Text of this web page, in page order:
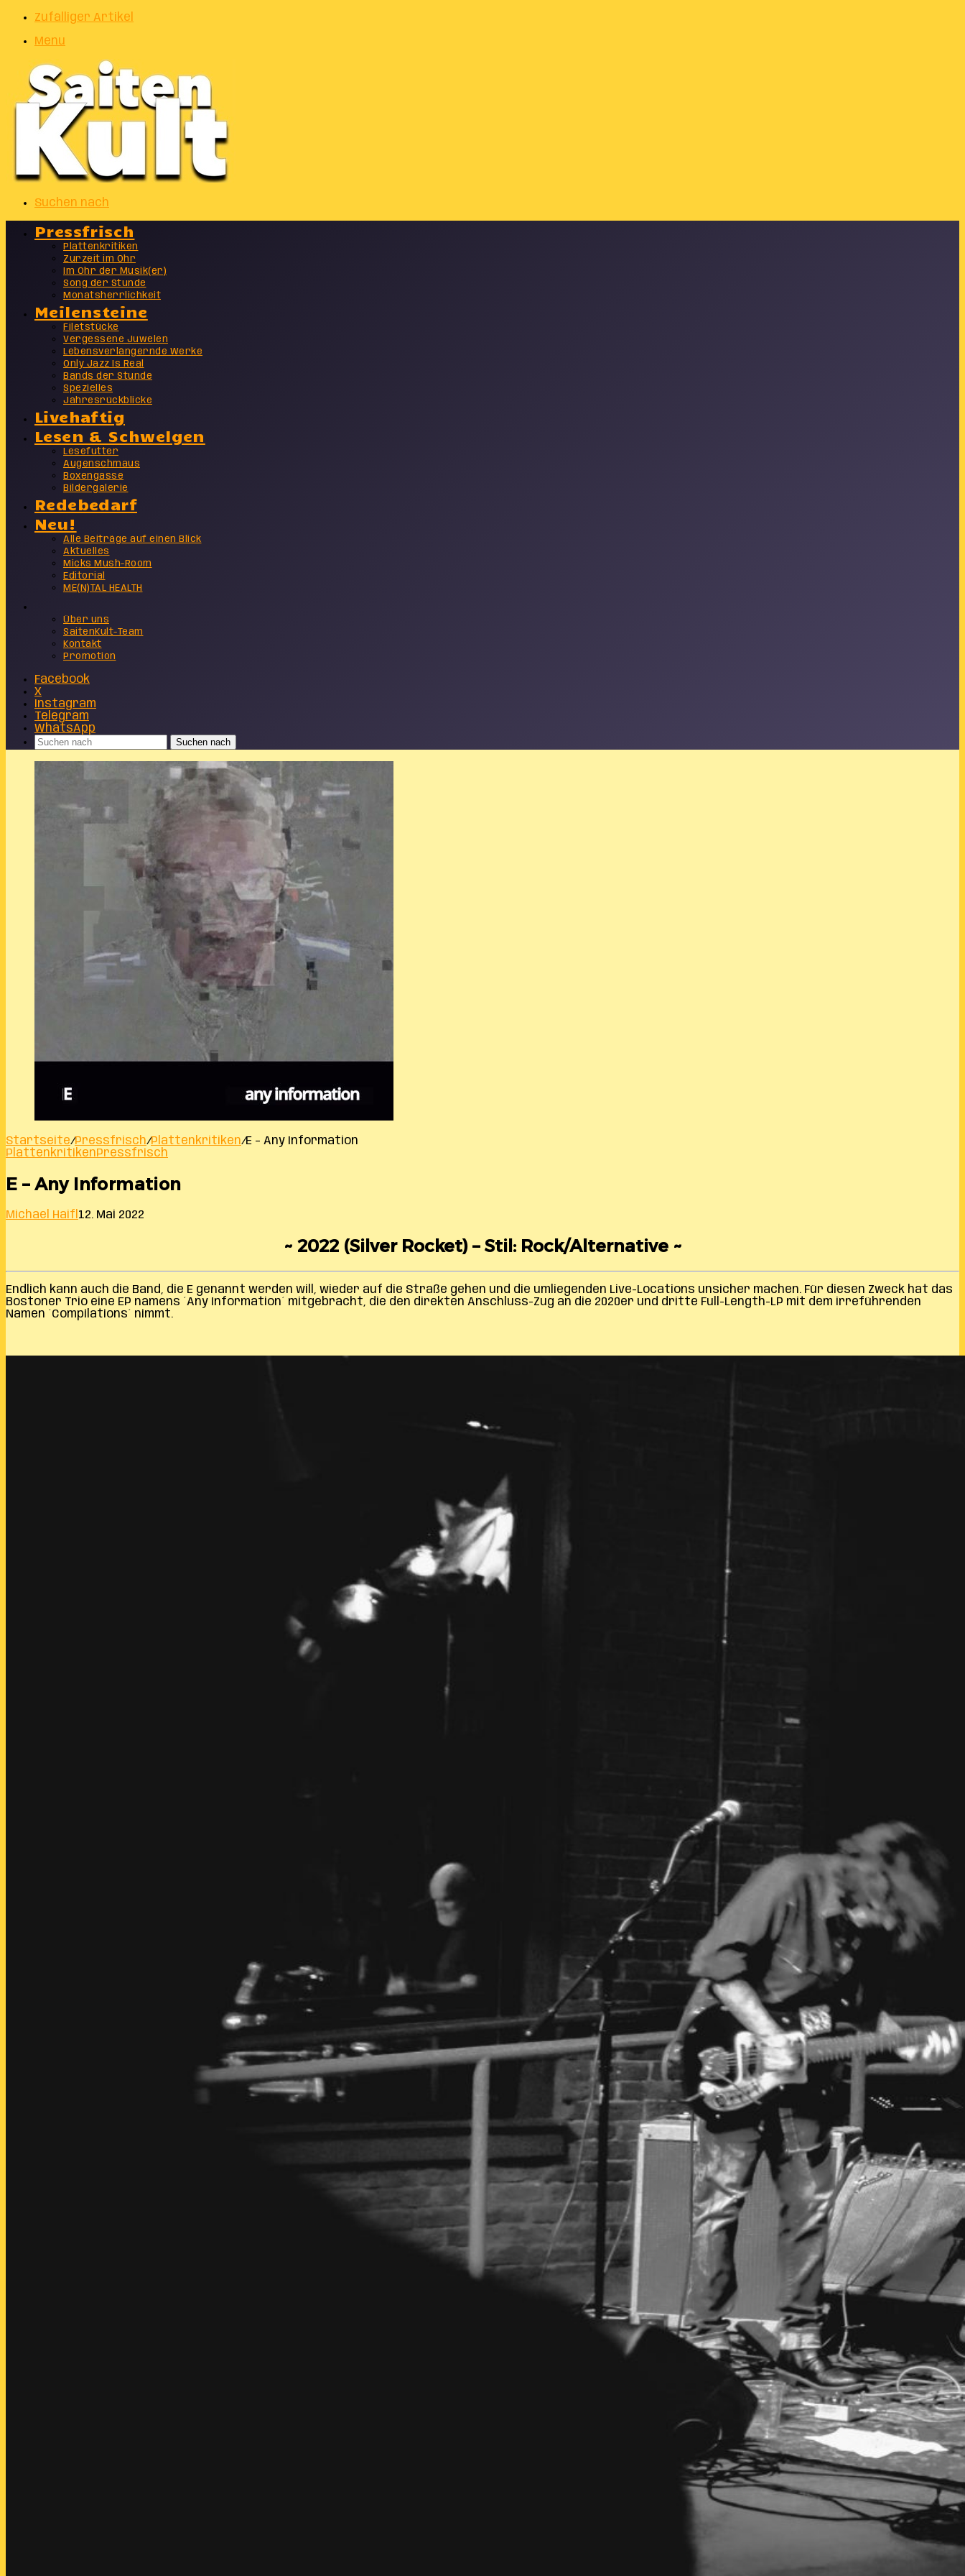
Zufälliger Artikel
Menu
Suchen nach
Pressfrisch
Plattenkritiken
Zurzeit im Ohr
Im Ohr der Musik(er)
Song der Stunde
Monatsherrlichkeit
Meilensteine
Filetstücke
Vergessene Juwelen
Lebensverlängernde Werke
Only Jazz Is Real
Bands der Stunde
Spezielles
Jahresrückblicke
Livehaftig
Lesen & Schwelgen
Lesefutter
Augenschmaus
Boxengasse
Bildergalerie
Redebedarf
Neu!
Alle Beiträge auf einen Blick
Aktuelles
Micks Mush-Room
Editorial
ME(N)TAL HEALTH
Über uns
SaitenKult-Team
Kontakt
Promotion
Facebook
X
Instagram
Telegram
WhatsApp
Suchen nach
Startseite/Pressfrisch/Plattenkritiken/E – Any Information
PlattenkritikenPressfrisch
E – Any Information
Michael Haifl 12. Mai 2022
~ 2022 (Silver Rocket) – Stil: Rock/Alternative ~
Endlich kann auch die Band, die E genannt werden will, wieder auf die Straße gehen und die umliegenden Live-Locations unsicher machen. Für diesen Zweck hat das
Bostoner Trio eine EP namens ´Any Information´ mitgebracht, die den direkten Anschluss-Zug an die 2020er und dritte Full-Length-LP mit dem irreführenden
Namen ´Compilations´ nimmt.